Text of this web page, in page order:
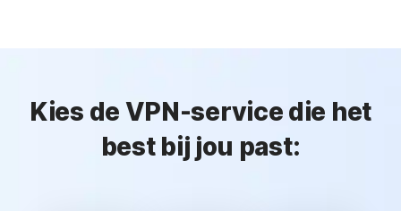
Kies de VPN-service die het
best bij jou past: